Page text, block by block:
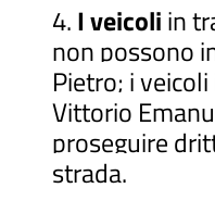
4.I veicoliin
non possono
Pietro; i
Vittorio
proseguire
strada.